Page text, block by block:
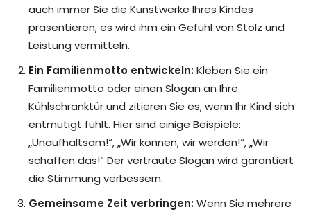
auch immer Sie die Kunstwerke Ihres Kindes
präsentieren, es wird ihm ein Gefühl von Stolz und
Leistung vermitteln.
Ein Familienmotto entwickeln:Kleben Sie ein
Familienmotto oder einen Slogan an Ihre
Kühlschranktür und zitieren Sie es, wenn Ihr Kind sich
entmutigt fühlt. Hier sind einige Beispiele:
„Unaufhaltsam!“, „Wir können, wir werden!“, „Wir
schaffen das!“ Der vertraute Slogan wird garantiert
die Stimmung verbessern.
Gemeinsame Zeit verbringen:Wenn Sie mehrere